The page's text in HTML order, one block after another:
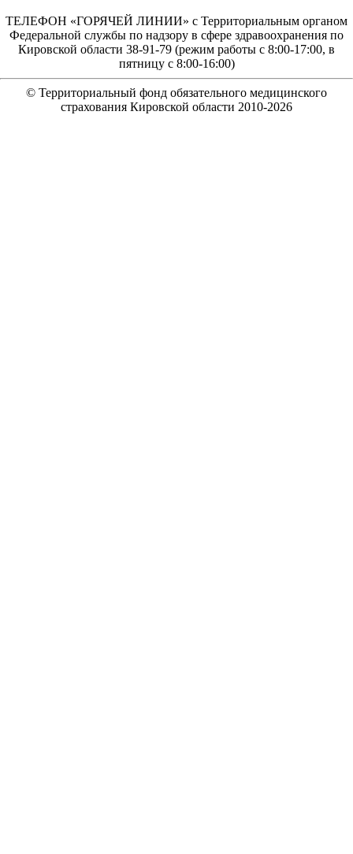
ТЕЛЕФОН «ГОРЯЧЕЙ ЛИНИИ» с Территориальным органом
Федеральной службы по надзору в сфере здравоохранения по
Кировской области 38-91-79 (режим работы с 8:00-17:00, в
пятницу с 8:00-16:00)
© Территориальный фонд обязательного медицинского
страхования Кировской области 2010-2026